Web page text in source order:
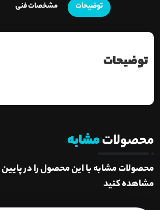
توضیحات مشخصات فنی
توضیحات
محصولاتمشابه
محصولات مشابه با این محصول را در پایین
مشاهده کنید